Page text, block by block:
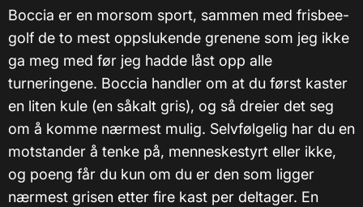
Boccia er en morsom sport, sammen med frisbee-
golf de to mest oppslukende grenene som jeg ikke
ga meg med før jeg hadde låst opp alle
turneringene. Boccia handler om at du først kaster
en liten kule (en såkalt gris), og så dreier det seg
om å komme nærmest mulig. Selvfølgelig har du en
motstander å tenke på, menneskestyrt eller ikke,
og poeng får du kun om du er den som ligger
nærmest grisen etter fire kast per deltager. En